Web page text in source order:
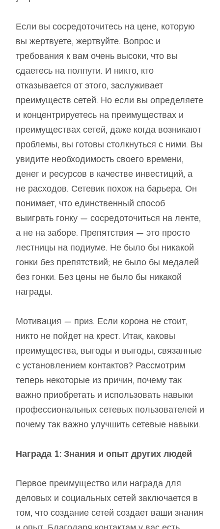
Если вы сосредоточитесь на цене, которую
вы жертвуете, жертвуйте. Вопрос и
требования к вам очень высоки, что вы
сдаетесь на полпути. И никто, кто
отказывается от этого, заслуживает
преимуществ сетей. Но если вы определяете
и концентрируетесь на преимуществах и
преимуществах сетей, даже когда возникают
проблемы, вы готовы столкнуться с ними. Вы
увидите необходимость своего времени,
денег и ресурсов в качестве инвестиций, а
не расходов. Сетевик похож на барьера. Он
понимает, что единственный способ
выиграть гонку — сосредоточиться на ленте,
а не на заборе. Препятствия — это просто
лестницы на подиуме. Не было бы никакой
гонки без препятствий; не было бы медалей
без гонки. Без цены не было бы никакой
награды.
Мотивация — приз. Если корона не стоит,
никто не пойдет на крест. Итак, каковы
преимущества, выгоды и выгоды, связанные
с установлением контактов? Рассмотрим
теперь некоторые из причин, почему так
важно приобретать и использовать навыки
профессиональных сетевых пользователей и
почему так важно улучшить сетевые навыки.
Награда 1: Знания и опыт других людей
Первое преимущество или награда для
деловых и социальных сетей заключается в
том, что создание сетей создает ваши знания